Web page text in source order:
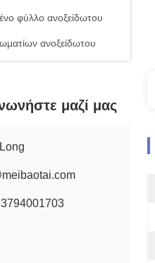
φύλλο ανοξείδωτου
ανοξείδωτου
μαζί μας